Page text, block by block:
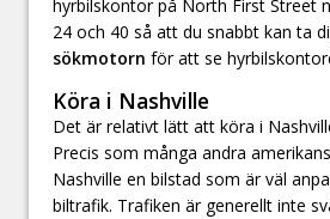
hyrbilskontor på North First Street
24 och 40 så att du snabbt kan ta
sökmotorn för att se
Köra i Nashville
Det är relativt lätt att köra i
Precis som många andra
Nashville en bilstad som är väl
biltrafik. Trafiken är generellt inte